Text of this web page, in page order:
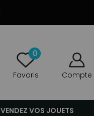
0
Favoris Compte
VENDEZ VOS JOUETS